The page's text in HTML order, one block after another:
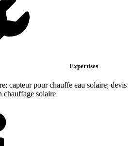
Expertises
capteur pour chauffe eau solaire; devis
chauffage solaire